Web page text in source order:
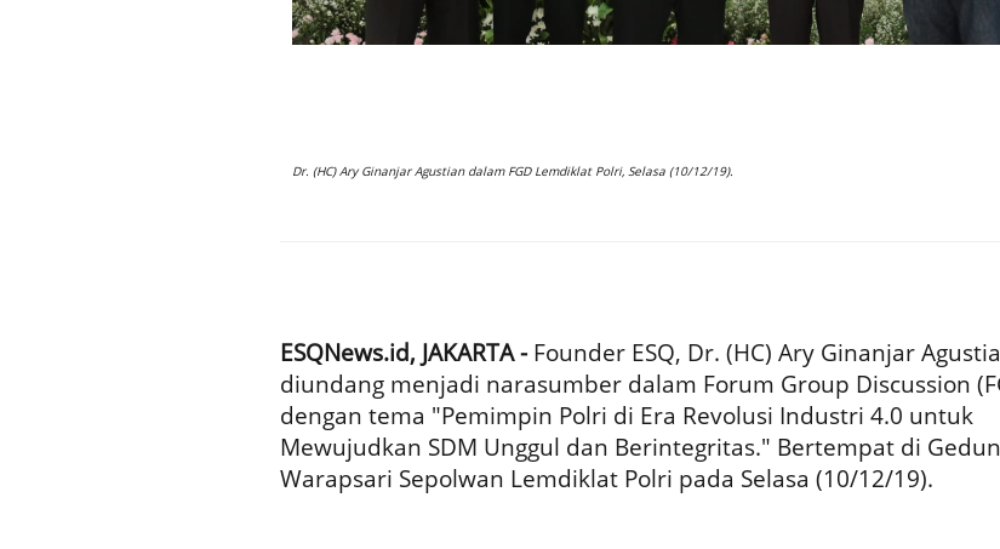
Dr. (HC) Ary Ginanjar Agustian dalam FGD Lemdiklat Polri, Selasa (10/12/19).
ESQNews.id, JAKARTA -Founder ESQ, Dr. (HC) Ary Ginanjar
diundang menjadi narasumber dalam Forum Group Discussion
dengan tema "Pemimpin Polri di Era Revolusi Industri 4.0 untuk
Mewujudkan SDM Unggul dan Berintegritas." Bertempat di
Warapsari Sepolwan Lemdiklat Polri pada Selasa (10/12/19).